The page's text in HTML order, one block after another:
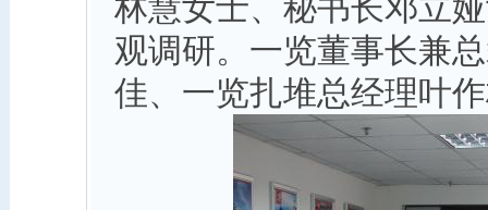
林慧女士、秘书长邓立
观调研。一览董事长兼
佳、一览扎堆总经理叶